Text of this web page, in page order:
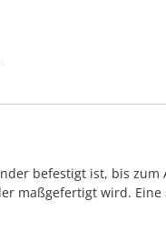
befestigt ist, bis zum
maßgefertigt wird.